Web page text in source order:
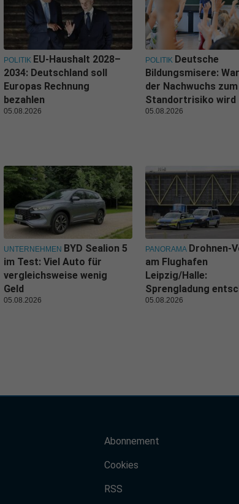
POLITIK EU-Haushalt 2028–
2034: Deutschland soll
Europas Rechnung
bezahlen
05.08.2026
POLITIK Deutsche
Bildungsmisere:
der Nachwuchs zum
Standortrisiko wird
05.08.2026
UNTERNEHMEN BYD Sealion 5
im Test: Viel Auto für
vergleichsweise wenig
Geld
05.08.2026
PANORAMA Drohnen-
am Flughafen
Leipzig/Halle:
Sprengladung
05.08.2026
Abonnement
Cookies
RSS